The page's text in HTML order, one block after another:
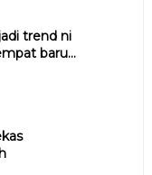
trend ni
baru...